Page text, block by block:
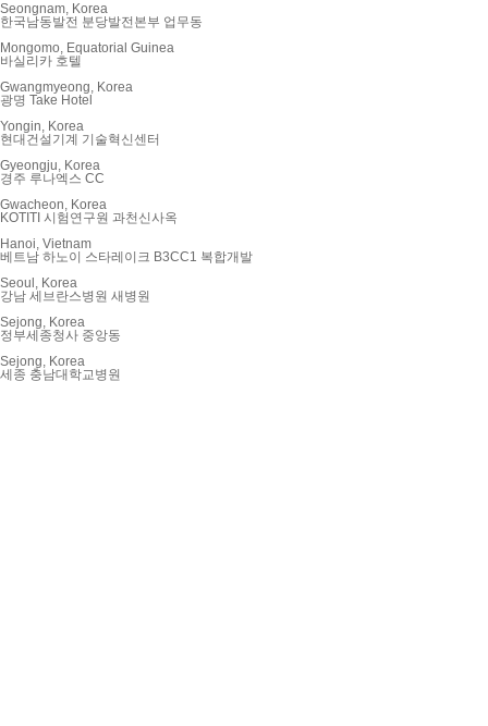
Seongnam, Korea
한국남동발전 분당발전본부 업무동
Mongomo, Equatorial Guinea
바실리카 호텔
Gwangmyeong, Korea
광명 Take Hotel
Yongin, Korea
현대건설기계 기술혁신센터
Gyeongju, Korea
경주 루나엑스 CC
Gwacheon, Korea
KOTITI 시험연구원 과천신사옥
Hanoi, Vietnam
베트남 하노이 스타레이크 B3CC1 복합개발
Seoul, Korea
강남 세브란스병원 새병원
Sejong, Korea
정부세종청사 중앙동
Sejong, Korea
세종 충남대학교병원